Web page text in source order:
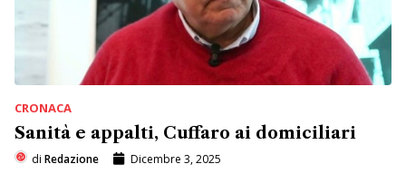
CRONACA
Sanità e appalti, Cuffaro ai domiciliari
di Redazione Dicembre 3, 2025